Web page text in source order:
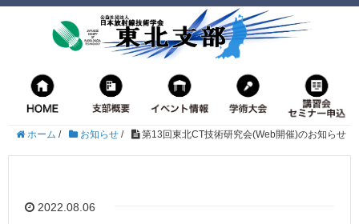
ホーム / お知らせ / 第13回東北CT技術研究会(Web開催)のお知らせ
2022.08.06